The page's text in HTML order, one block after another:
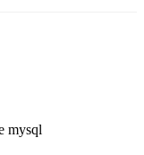
mysql